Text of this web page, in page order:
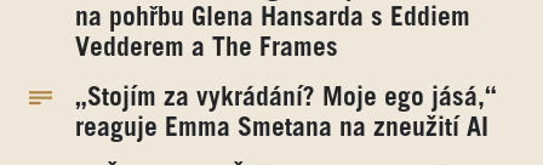
na pohřbu Glena Hansarda s Eddiem
Vedderem a The Frames
„Stojím za vykrádání? Moje ego jásá,“
reaguje Emma Smetana na zneužití AI